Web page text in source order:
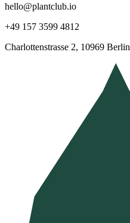
hello@plantclub.io
+49 157 3599 4812
Charlottenstrasse 2, 10969 Berlin